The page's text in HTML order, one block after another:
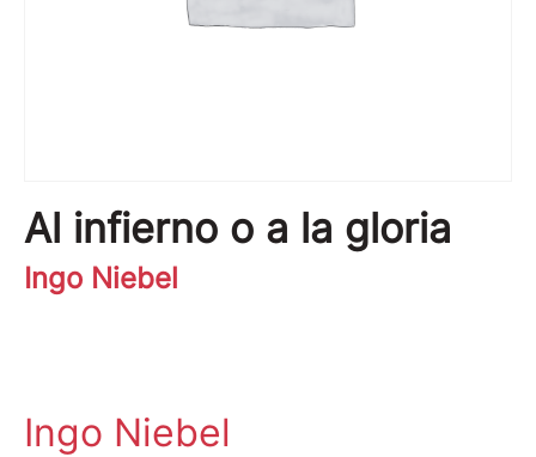
Al infierno o a la gloria
Ingo Niebel
Ingo Niebel